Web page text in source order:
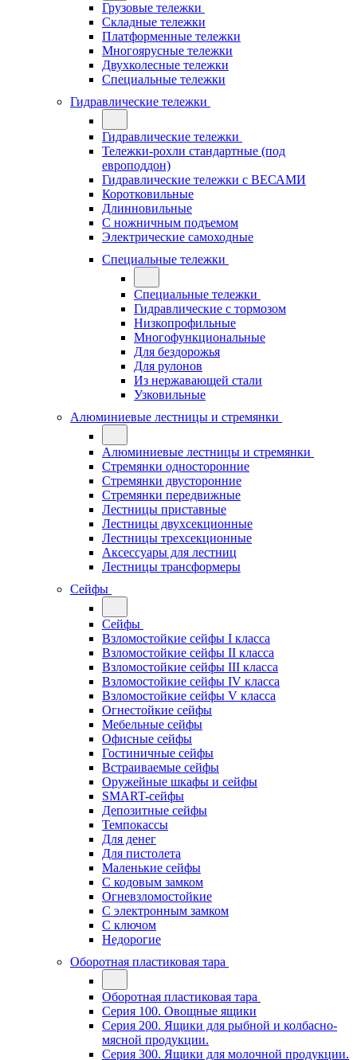
Грузовые тележки
Складные тележки
Платформенные тележки
Многоярусные тележки
Двухколесные тележки
Специальные тележки
Гидравлические тележки
Гидравлические тележки
Тележки-рохли стандартные (под
европоддон)
Гидравлические тележки с ВЕСАМИ
Коротковильные
Длинновильные
С ножничным подъемом
Электрические самоходные
Специальные тележки
Специальные тележки
Гидравлические с тормозом
Низкопрофильные
Многофункциональные
Для бездорожья
Для рулонов
Из нержавающей стали
Узковильные
Алюминиевые лестницы и стремянки
Алюминиевые лестницы и стремянки
Стремянки односторонние
Стремянки двусторонние
Стремянки передвижные
Лестницы приставные
Лестницы двухсекционные
Лестницы трехсекционные
Аксессуары для лестниц
Лестницы трансформеры
Сейфы
Сейфы
Взломостойкие сейфы I класса
Взломостойкие сейфы II класса
Взломостойкие сейфы III класса
Взломостойкие сейфы IV класса
Взломостойкие сейфы V класса
Огнестойкие сейфы
Мебельные сейфы
Офисные сейфы
Гостиничные сейфы
Встраиваемые сейфы
Оружейные шкафы и сейфы
SMART-сейфы
Депозитные сейфы
Темпокассы
Для денег
Для пистолета
Маленькие сейфы
С кодовым замком
Огневзломостойкие
С электронным замком
С ключом
Недорогие
Оборотная пластиковая тара
Оборотная пластиковая тара
Серия 100. Овощные ящики
Серия 200. Ящики для рыбной и колбасно-
мясной продукции.
Серия 300. Ящики для молочной продукции.